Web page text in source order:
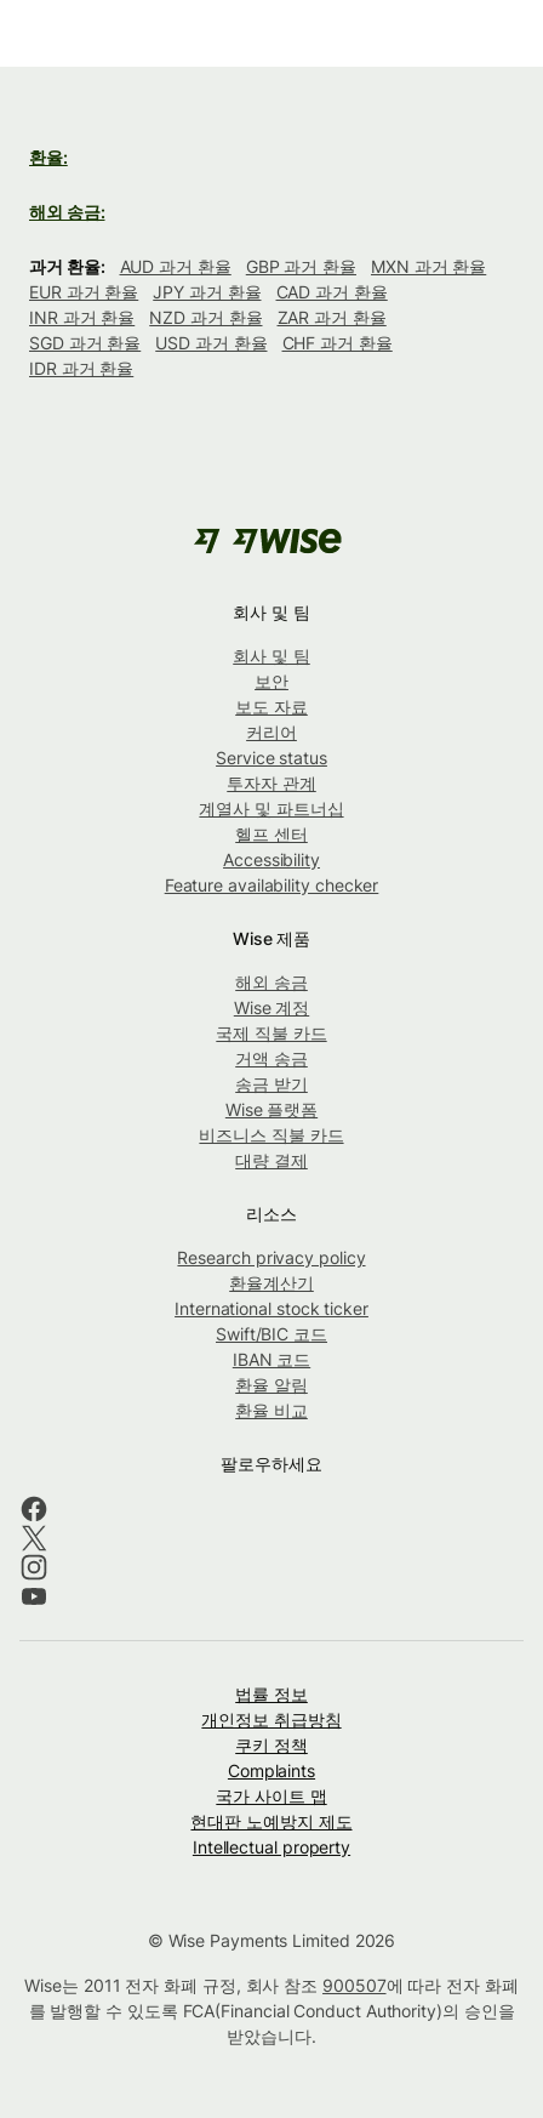
환율:
해외 송금:
과거 환율: AUD 과거 환율 GBP 과거 환율
MXN 과거 환율
EUR 과거 환율
JPY 과거 환율
CAD 과거 환율
INR 과거 환율
NZD 과거 환율
ZAR 과거 환율
SGD 과거 환율
USD 과거 환율
CHF 과거 환율
IDR 과거 환율
회사 및 팀
회사 및 팀
보안
보도 자료
커리어
Service status
투자자 관계
계열사 및 파트너십
헬프 센터
Accessibility
Feature availability checker
Wise 제품
해외 송금
Wise 계정
국제 직불 카드
거액 송금
송금 받기
Wise 플랫폼
비즈니스 직불 카드
대량 결제
리소스
Research privacy policy
환율계산기
International stock ticker
Swift/BIC 코드
IBAN 코드
환율 알림
환율 비교
팔로우하세요
법률 정보
개인정보 취급방침
쿠키 정책
Complaints
국가 사이트 맵
현대판 노예방지 제도
Intellectual property
© Wise Payments Limited 2026
Wise는 2011 전자 화폐 규정, 회사 참조 900507에 따라 전자 화폐
를 발행할 수 있도록 FCA(Financial Conduct Authority)의 승인을
받았습니다.